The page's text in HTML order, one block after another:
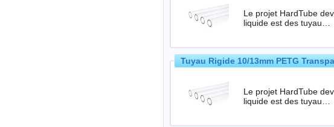
Le projet HardTube devient réalité. La méthode la plus couramment utilisée
liquide est des tuyau…
Tuyau Rigide 10/13mm PETG
Le projet HardTube devient réalité. La méthode la plus couramment utilisée
liquide est des tuyau…